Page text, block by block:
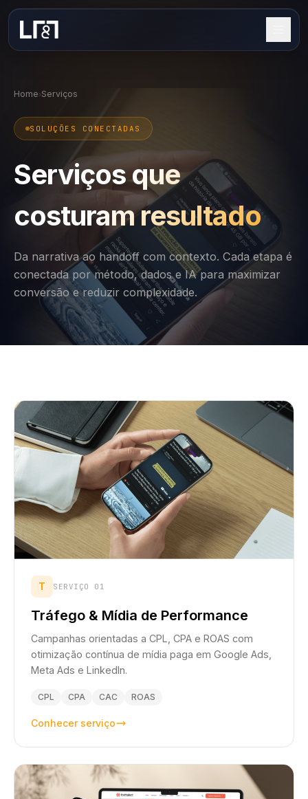
Home›Serviços
SOLUÇÕES CONECTADAS
Serviços que
costuram resultado
Da narrativa ao handoff com contexto. Cada etapa é
conectada por método, dados e IA para maximizar
conversão e reduzir complexidade.
T SERVIÇO 01
Tráfego & Mídia de Performance
Campanhas orientadas a CPL, CPA e ROAS com
otimização contínua de mídia paga em Google Ads,
Meta Ads e LinkedIn.
CPL CPA CAC ROAS
Conhecer serviço